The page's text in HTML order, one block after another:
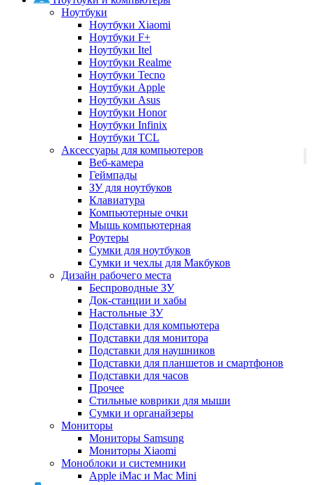
Ноутбуки
Ноутбуки Xiaomi
Ноутбуки F+
Ноутбуки Itel
Ноутбуки Realme
Ноутбуки Tecno
Ноутбуки Apple
Ноутбуки Asus
Ноутбуки Honor
Ноутбуки Infinix
Ноутбуки TCL
Аксессуары для компьютеров
Веб-камера
Геймпады
ЗУ для ноутбуков
Клавиатура
Компьютерные очки
Мышь компьютерная
Роутеры
Сумки для ноутбуков
Сумки и чехлы для Макбуков
Дизайн рабочего места
Беспроводные ЗУ
Док-станции и хабы
Настольные ЗУ
Подставки для компьютера
Подставки для монитора
Подставки для наушников
Подставки для планшетов и смартфонов
Подставки для часов
Прочее
Стильные коврики для мыши
Сумки и органайзеры
Мониторы
Мониторы Samsung
Мониторы Xiaomi
Моноблоки и системники
Apple iMac и Mac Mini